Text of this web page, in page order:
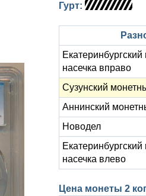
Гурт:
насечка вправо
Сузунский
Аннинский
Новодел
насечка влево
Цена монеты 2